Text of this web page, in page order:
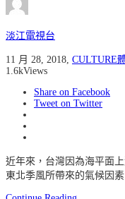
淡江電視台
11 月 28, 2018 CULTURE
1.6kViews
Share on Facebook
Tweet on Twitter
近年來，台灣因為海平面
東北季風所帶來的氣候因